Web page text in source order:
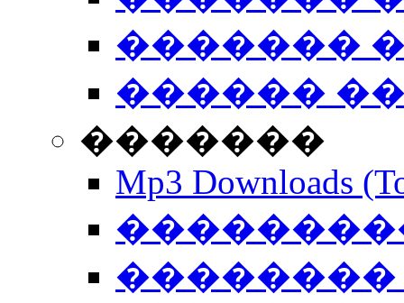
�������
������
�������
Mp3 Downloads
��������